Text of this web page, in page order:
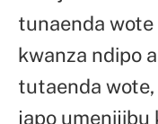
tunaenda
kwanza ndipo
tutaenda
japo umenijibu